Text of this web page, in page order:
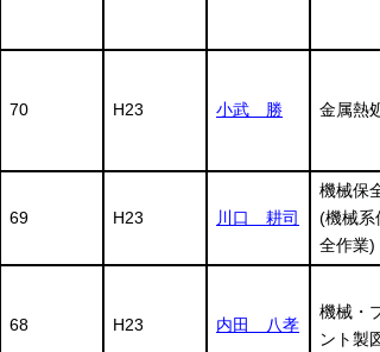
70 H23 小武 勝 金属熱
69 H23 川口 耕司
機械保全
(機械系
全作業)
68 H23 内田 八孝
機械・
ント製図